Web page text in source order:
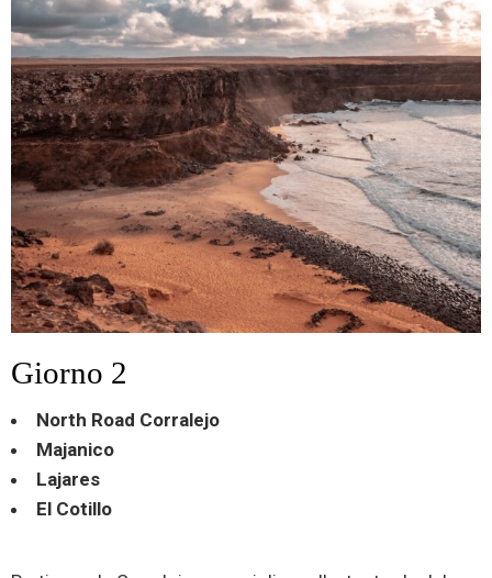
Giorno 2
North Road Corralejo
Majanico
Lajares
El Cotillo